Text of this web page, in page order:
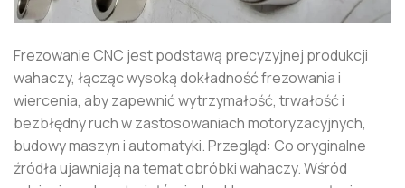
Frezowanie CNC jest podstawą precyzyjnej produkcji
wahaczy, łącząc wysoką dokładność frezowania i
wiercenia, aby zapewnić wytrzymałość, trwałość i
bezbłędny ruch w zastosowaniach motoryzacyjnych,
budowy maszyn i automatyki. Przegląd: Co oryginalne
źródła ujawniają na temat obróbki wahaczy. Wśród